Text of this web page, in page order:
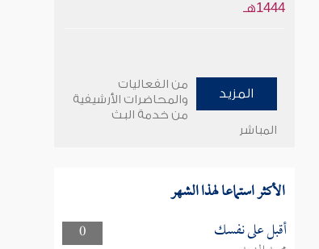
1444هـ
المزيد
من الفعاليات
والمحاضرات الأرشيفية
من خدمة البث
المباشر
الأكثر استماعا لهذا الشهر
0 أقبل على نفسك